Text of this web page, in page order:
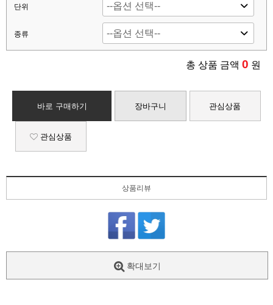
단위
종류
총 상품 금액 0 원
바로 구매하기 장바구니 관심상품
관심상품
상품리뷰
확대보기